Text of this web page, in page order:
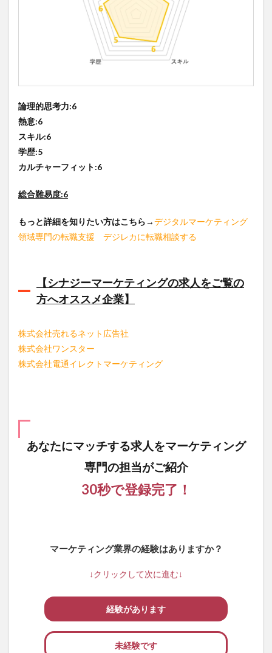
論理的思考力:6
熱意:6
スキル:6
学歴:5
カルチャーフィット:6
総合難易度:6
もっと詳細を知りたい方はこちら→デジタルマーケティング
領域専門の転職支援 デジレカに転職相談する
【シナジーマーケティングの求人をご覧の
方へオススメ企業】
株式会社売れるネット広告社
株式会社ワンスター
株式会社電通イレクトマーケティング
あなたにマッチする求人をマーケティング
専門の担当がご紹介
30秒で登録完了！
マーケティング業界の経験はありますか？
↓クリックして次に進む↓
経験があります
未経験です